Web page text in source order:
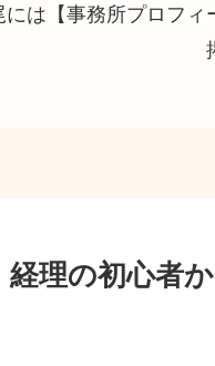
には【事務所プロフ
理の初心者